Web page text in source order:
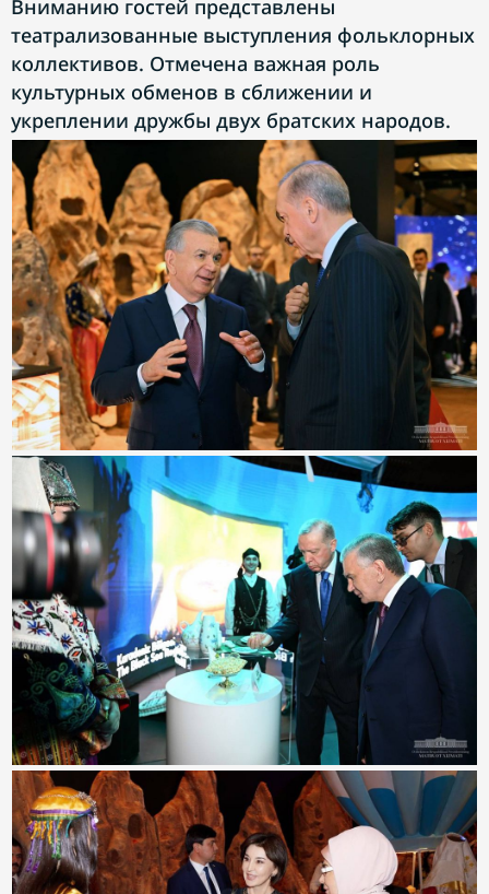
Вниманию гостей представлены
театрализованные выступления фольклорных
коллективов. Отмечена важная роль
культурных обменов в сближении и
укреплении дружбы двух братских народов.